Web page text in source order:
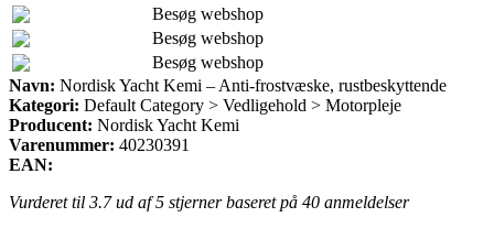
Besøg webshop
Besøg webshop
Besøg webshop
Navn: Nordisk Yacht Kemi – Anti-frostvæske, rustbeskyttende
Kategori: Default Category > Vedligehold > Motorpleje
Producent: Nordisk Yacht Kemi
Varenummer: 40230391
EAN:
Vurderet til 3.7ud af 5 stjerner baseret på 40 anmeldelser